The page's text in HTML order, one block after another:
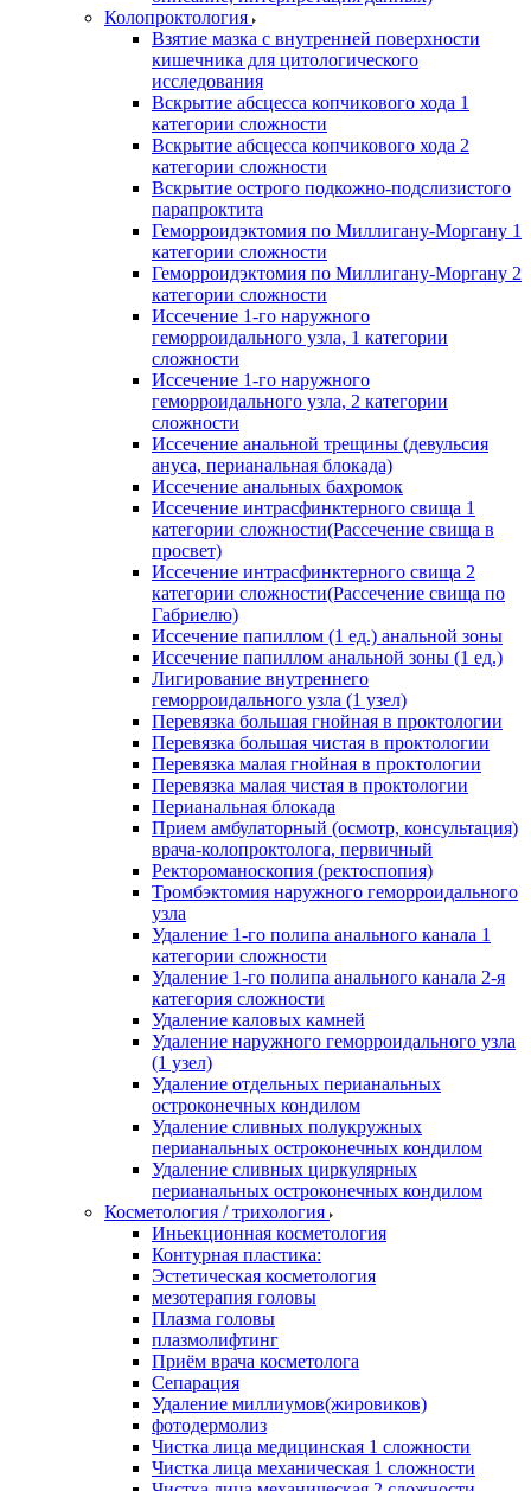
Колопроктология
Взятие мазка с внутренней поверхности
кишечника для цитологического
исследования
Вскрытие абсцесса копчикового хода 1
категории сложности
Вскрытие абсцесса копчикового хода 2
категории сложности
Вскрытие острого подкожно-подслизистого
парапроктита
Геморроидэктомия по Миллигану-Моргану 1
категории сложности
Геморроидэктомия по Миллигану-Моргану 2
категории сложности
Иссечение 1-го наружного
геморроидального узла, 1 категории
сложности
Иссечение 1-го наружного
геморроидального узла, 2 категории
сложности
Иссечение анальной трещины (девульсия
ануса, перианальная блокада)
Иссечение анальных бахромок
Иссечение интрасфинктерного свища 1
категории сложности(Рассечение свища в
просвет)
Иссечение интрасфинктерного свища 2
категории сложности(Рассечение свища по
Габриелю)
Иссечение папиллом (1 ед.) анальной зоны
Иссечение папиллом анальной зоны (1 ед.)
Лигирование внутреннего
геморроидального узла (1 узел)
Перевязка большая гнойная в проктологии
Перевязка большая чистая в проктологии
Перевязка малая гнойная в проктологии
Перевязка малая чистая в проктологии
Перианальная блокада
Прием амбулаторный (осмотр, консультация)
врача-колопроктолога, первичный
Ректороманоскопия (ректоспопия)
Тромбэктомия наружного геморроидального
узла
Удаление 1-го полипа анального канала 1
категории сложности
Удаление 1-го полипа анального канала 2-я
категория сложности
Удаление каловых камней
Удаление наружного геморроидального узла
(1 узел)
Удаление отдельных перианальных
остроконечных кондилом
Удаление сливных полукружных
перианальных остроконечных кондилом
Удаление сливных циркулярных
перианальных остроконечных кондилом
Косметология / трихология
Иньекционная косметология
Контурная пластика:
Эстетическая косметология
мезотерапия головы
Плазма головы
плазмолифтинг
Приём врача косметолога
Сепарация
Удаление миллиумов(жировиков)
фотодермолиз
Чистка лица медицинская 1 сложности
Чистка лица механическая 1 сложности